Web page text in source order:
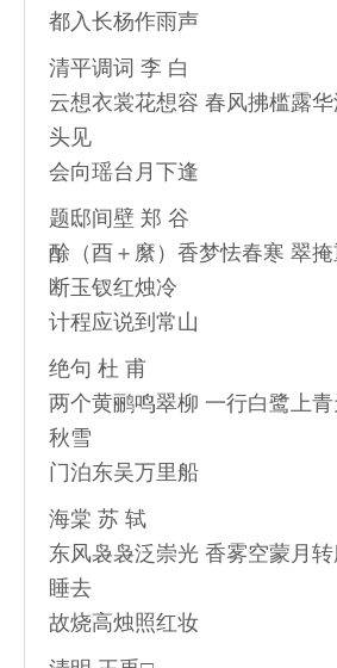
都入长杨作雨声
清平调词 李 白
云想衣裳花想容 春风拂槛露
头见
会向瑶台月下逢
题邸间壁 郑 谷
酴（酉＋縻）香梦怯春寒 翠
断玉钗红烛冷
计程应说到常山
绝句 杜 甫
两个黄鹂鸣翠柳 一行白鹭上
秋雪
门泊东吴万里船
海棠 苏 轼
东风袅袅泛崇光 香雾空蒙月
睡去
故烧高烛照红妆